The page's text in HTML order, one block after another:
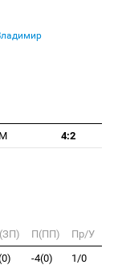
4:2
П(ПП)
Пр/У
-4(0) 1/0